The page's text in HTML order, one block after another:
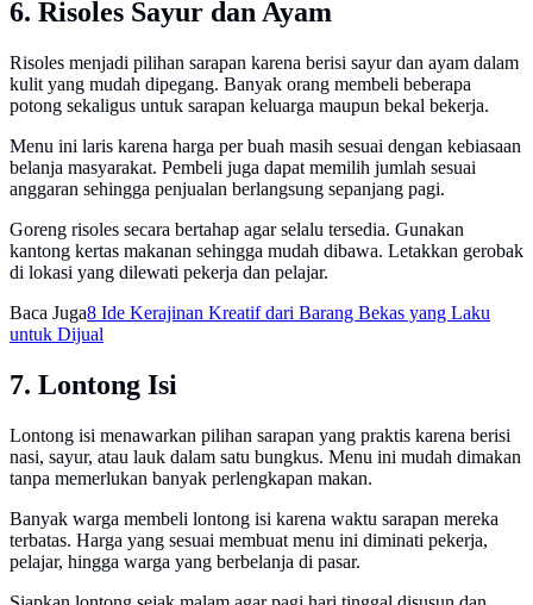
6. Risoles Sayur dan Ayam
Risoles menjadi pilihan sarapan karena berisi sayur dan ayam dalam
kulit yang mudah dipegang. Banyak orang membeli beberapa
potong sekaligus untuk sarapan keluarga maupun bekal bekerja.
Menu ini laris karena harga per buah masih sesuai dengan kebiasaan
belanja masyarakat. Pembeli juga dapat memilih jumlah sesuai
anggaran sehingga penjualan berlangsung sepanjang pagi.
Goreng risoles secara bertahap agar selalu tersedia. Gunakan
kantong kertas makanan sehingga mudah dibawa. Letakkan gerobak
di lokasi yang dilewati pekerja dan pelajar.
Baca Juga8 Ide Kerajinan Kreatif dari Barang Bekas yang Laku
untuk Dijual
7. Lontong Isi
Lontong isi menawarkan pilihan sarapan yang praktis karena berisi
nasi, sayur, atau lauk dalam satu bungkus. Menu ini mudah dimakan
tanpa memerlukan banyak perlengkapan makan.
Banyak warga membeli lontong isi karena waktu sarapan mereka
terbatas. Harga yang sesuai membuat menu ini diminati pekerja,
pelajar, hingga warga yang berbelanja di pasar.